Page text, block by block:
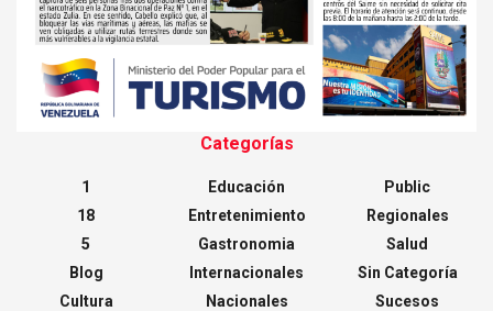
Categorías
1
18
5
Blog
Cultura
Educación
Entretenimiento
Gastronomia
Internacionales
Nacionales
Public
Regionales
Salud
Sin Categoría
Sucesos